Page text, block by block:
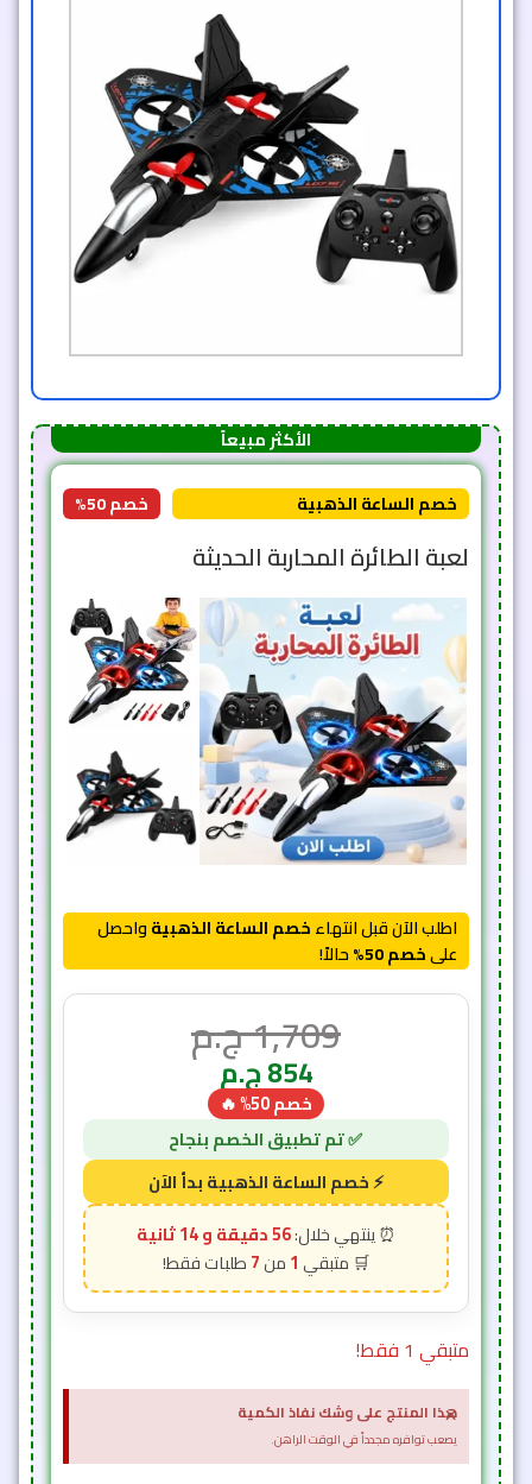
الأكثر مبيعاً
خصم الساعة الذهبية خصم 50%
لعبة الطائرة المحاربة الحديثة
اطلب الآن قبل انتهاءخصم الساعة الذهبية
واحصل
على
خصم 50% حالاً!
1,709ج.م
854ج.م
خصم 50% 🔥
56 دقيقة و 12 ثانية
هذا المنتج على وشك نفاذ الكمية
يصعب توافره مجدداً في الوقت الراهن.
اضغط للشراء الآن والدفع لاحقاً
منتجات ذات صلة